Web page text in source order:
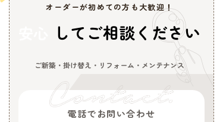
オーダーが初めての方も大歓迎！
してご相談ください
ご新築・掛け替え・リフォーム・メンテナンス
電話でお問い合わせ